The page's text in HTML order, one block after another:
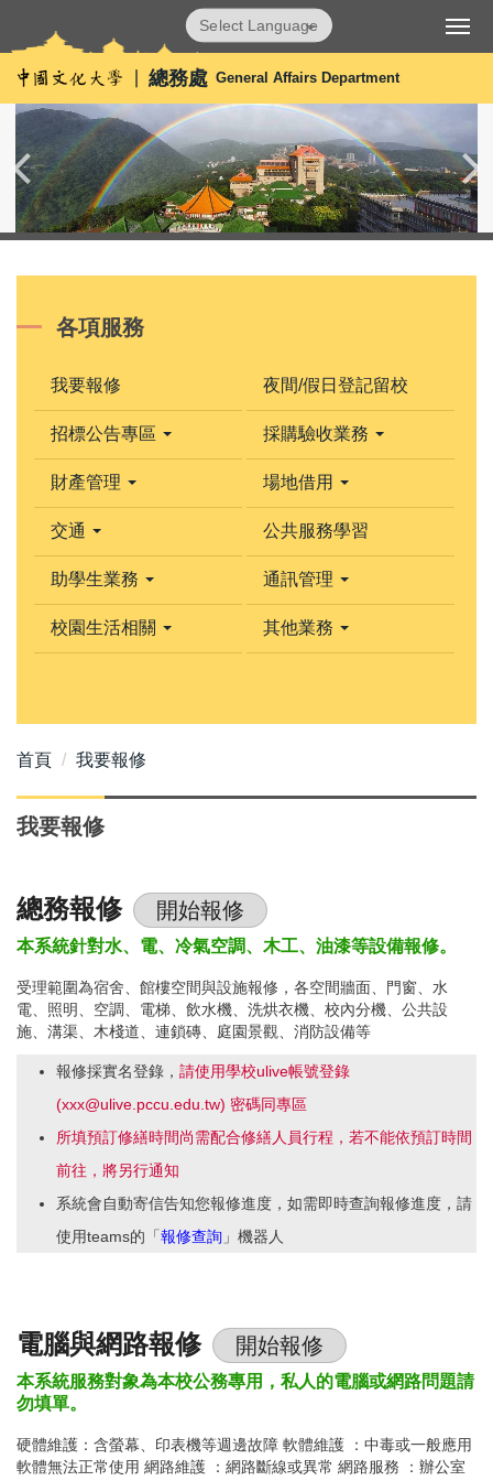
到
主
容
區
總務處 General Affairs Department
Translate
各項服務
我要報修 夜間/假日登記留校
招標公告專區 採購驗收業務
財產管理 場地借用
交通 公共服務學習
助學生業務 通訊管理
校園生活相關 其他業務
首頁 我要報修
我要報修
總務報修 開始報修
本系統針對水、電、冷氣空調、木工、油漆等設備報修。
受理範圍為宿舍、館樓空間與設施報修，各空間牆面、門窗、水
電、照明、空調、電梯、飲水機、洗烘衣機、校內分機、公共設
施、溝渠、木棧道、連鎖磚、庭園景觀、消防設備等
報修採實名登錄， 請使用學校ulive帳號登錄
(xxx@ulive.pccu.edu.tw) 密碼同專區
所填預訂修繕時間尚需配合修繕人員行程，若不能依預訂時間
前往，將另行通知
系統會自動寄信告知您報修進度，如需即時查詢報修進度，請
使用teams的「報修查詢 」機器人
電腦與網路報修 開始報修
本系統服務對象為本校公務專用，私人的電腦或網路問題請
勿填單。
硬體維護：含螢幕、印表機等週邊故障 軟體維護 ：中毒或一般應用
軟體無法正常使用 網路維護 ：網路斷線或異常 網路服務 ：辦公室